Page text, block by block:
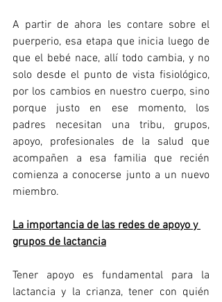
A partir de ahora les contare sobre el
puerperio, esa etapa que inicia luego de
que el bebé nace, allí todo cambia, y no
solo desde el punto de vista fisiológico,
por los cambios en nuestro cuerpo, sino
porque justo en ese momento, los
padres necesitan una tribu, grupos,
apoyo, profesionales de la salud que
acompañen a esa familia que recién
comienza a conocerse junto a un nuevo
miembro.
La importancia de las redes de apoyo y
grupos de lactancia
Tener apoyo es fundamental para la
lactancia y la crianza, tener con quién